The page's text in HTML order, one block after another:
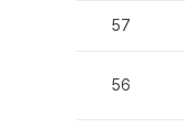
57
56